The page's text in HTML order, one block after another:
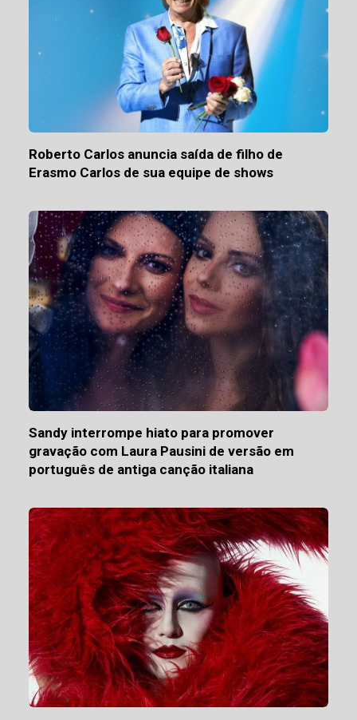
Roberto Carlos anuncia saída de filho de
Erasmo Carlos de sua equipe de shows
Sandy interrompe hiato para promover
gravação com Laura Pausini de versão em
português de antiga canção italiana